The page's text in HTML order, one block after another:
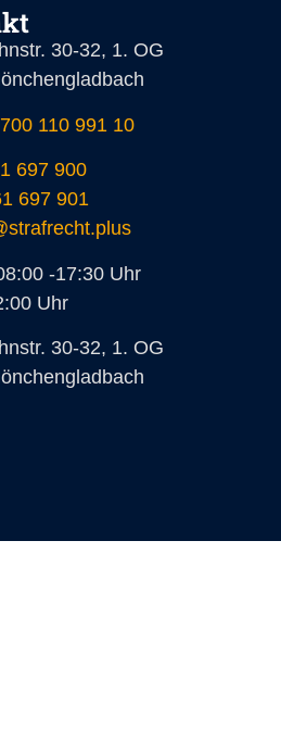
30-32, 1. OG
110 991 10
697 900
697 901
-17:30 Uhr
Uhr
30-32, 1. OG